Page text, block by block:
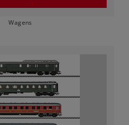
Wagens